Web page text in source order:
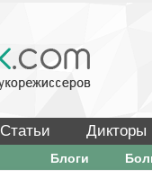
Статьи Дикторы
Блоги